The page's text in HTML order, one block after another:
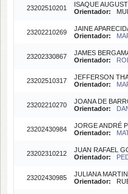
23202510201
ISAQUE
Orientador:
23202210269
JAINE
Orientador:
23202330867
JAMES
Orientador:
23202510317
JEFFERSON
Orientador:
23202210270
JOANA DE
Orientador:
23202430984
JORGE ANDRÉ
Orientador:
23202310212
JUAN RAFAEL
Orientador:
23202430985
JULIANA
Orientador: